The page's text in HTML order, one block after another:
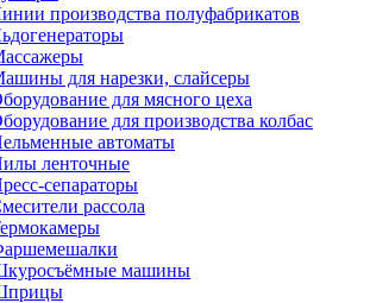
производства полуфабрикатов
для нарезки, слайсеры
для мясного цеха
для производства колбас
автоматы
ленточные
сепараторы
рассола
машины